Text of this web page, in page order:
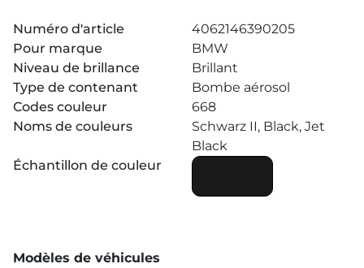
Numéro d'article
4062146390205
Pour marque
BMW
Niveau de brillance
Brillant
Type de contenant
Bombe aérosol
Codes couleur
668
Noms de couleurs
Schwarz II, Black, Jet
Black
Échantillon de couleur
Modèles de véhicules